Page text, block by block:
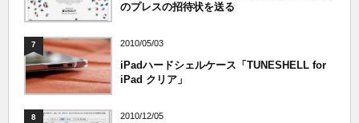
のプレスの招待状を送る
7 2010/05/03
iPadハードシェルケース「TUNESHELL for
iPad クリア」
8 2010/12/05